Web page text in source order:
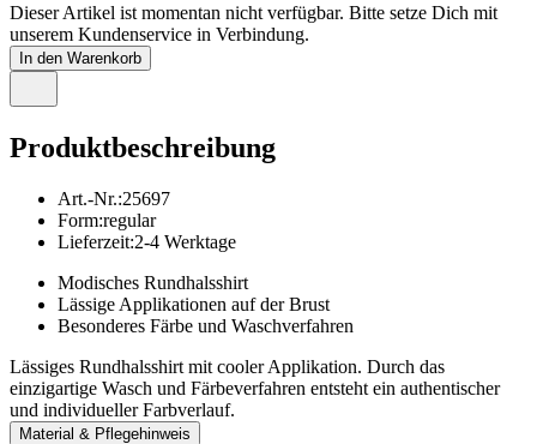
Dieser Artikel ist momentan nicht verfügbar. Bitte setze Dich mit
unserem Kundenservice in Verbindung.
In den Warenkorb
Produktbeschreibung
Art.-Nr.:25697
Form:regular
Lieferzeit:2-4 Werktage
Modisches Rundhalsshirt
Lässige Applikationen auf der Brust
Besonderes Färbe und Waschverfahren
Lässiges Rundhalsshirt mit cooler Applikation. Durch das
einzigartige Wasch und Färbeverfahren entsteht ein authentischer
und individueller Farbverlauf.
Material & Pflegehinweis